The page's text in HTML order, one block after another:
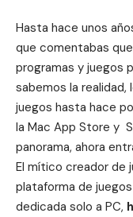
Hasta hace unos
que comentabas
programas y juegos
sabemos la
juegos hasta hace
la Mac App Store y
panorama, ahora
El mítico creador de
plataforma de
dedicada solo a PC,